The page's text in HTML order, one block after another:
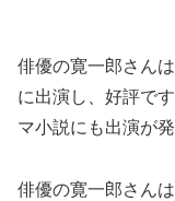
俳優の寛一郎さん
に出演し、好評で
マ小説にも出演が
俳優の寛一郎さん